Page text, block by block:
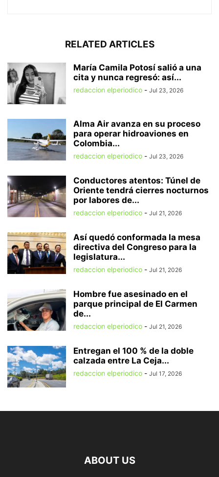
RELATED ARTICLES
María Camila Potosí salió a una
cita y nunca regresó: así...
redaccion elperiodico - Jul 23, 2026
Alma Air avanza en su proceso
para operar hidroaviones en
Colombia...
redaccion elperiodico - Jul 23, 2026
Conductores atentos: Túnel de
Oriente tendrá cierres nocturnos
por labores de...
redaccion elperiodico - Jul 21, 2026
Así quedó conformada la mesa
directiva del Congreso para la
legislatura...
redaccion elperiodico - Jul 21, 2026
Hombre fue asesinado en el
parque principal de El Carmen
de...
redaccion elperiodico - Jul 21, 2026
Entregan el 100 % de la doble
calzada entre La Ceja...
redaccion elperiodico - Jul 17, 2026
ABOUT US